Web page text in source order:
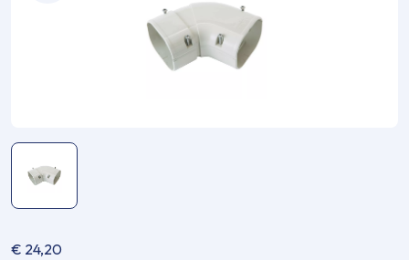
€ 24,20